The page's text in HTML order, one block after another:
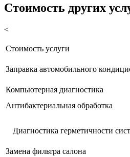
Стоимость других
<
Стоимость услуги
Заправка автомобильного
Компьютерная диагностика
Антибактериальная обработка
Диагностика герметичности
Замена фильтра салона